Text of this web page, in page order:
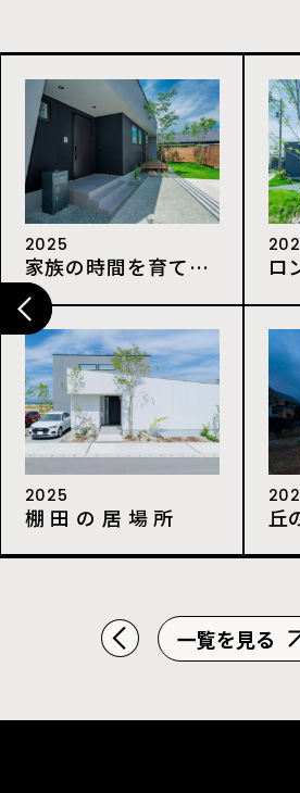
2025
家族の時間を育てる、回遊多動線の平屋
2025
棚 田 の 居 場 所
一覧を見る